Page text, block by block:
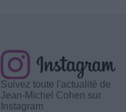
Suivez toute l'actualité de
Jean-Michel Cohen sur
Instagram